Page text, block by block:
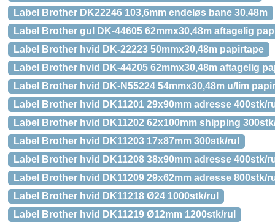
Label Brother DK22246 103,6mm endeløs bane 30,48m
Label Brother gul DK-44605 62mmx30,48m aftagelig
Label Brother hvid DK-22223 50mmx30,48m papirtape
Label Brother hvid DK-44205 62mmx30,48m aftagelig
Label Brother hvid DK-N55224 54mmx30,48m u/lim
Label Brother hvid DK11201 29x90mm adresse 400stk/
Label Brother hvid DK11202 62x100mm shipping
Label Brother hvid DK11203 17x87mm 300stk/rul
Label Brother hvid DK11208 38x90mm adresse 400stk/
Label Brother hvid DK11209 29x62mm adresse 800stk/
Label Brother hvid DK11218 Ø24 1000stk/rul
Label Brother hvid DK11219 Ø12mm 1200stk/rul